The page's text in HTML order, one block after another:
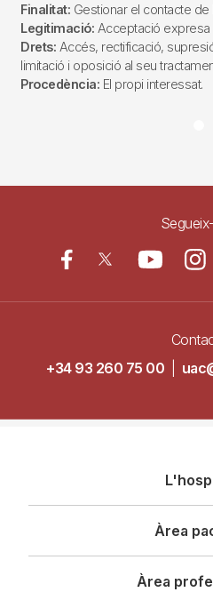
Finalitat: Gestionar el contacte de
Legitimació: Acceptació expresa
Drets: Accés, rectificació,
limitació i oposició al seu
Procedència: El propi interessat.
+34 93 260 75 00
principal
Àrea
Àrea